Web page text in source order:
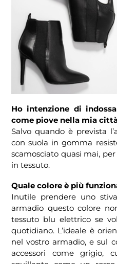
Ho intenzione di
come piove nella mia
Salvo quando è prevista
con suola in gomma
scamosciato quasi mai,
in tessuto.
Quale colore è più
Inutile prendere uno
armadio questo colore
tessuto blu elettrico se
quotidiano. L’ideale è
nel vostro armadio, e sul
accessori come grigio,